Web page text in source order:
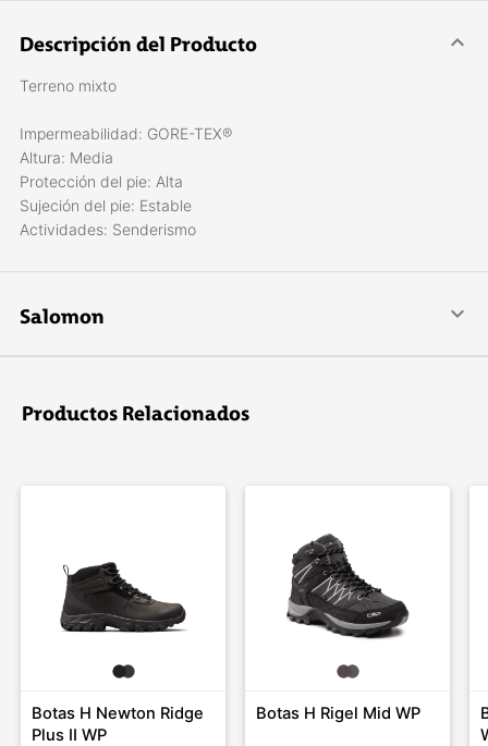
Descripción del Producto
Terreno mixto
Impermeabilidad: GORE-TEX®
Altura: Media
Protección del pie: Alta
Sujeción del pie: Estable
Actividades: Senderismo
Salomon
The mountain sports company.
mundo en deportes de montaña, con su gran variedad de
Productos Relacionados
Botas H Newton Ridge
Plus II WP
Botas H Rigel Mid WP